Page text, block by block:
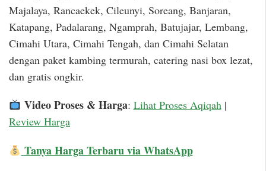
Majalaya, Rancaekek, Cileunyi, Soreang, Banjaran,
Katapang, Padalarang, Ngamprah, Batujajar, Lembang,
Cimahi Utara, Cimahi Tengah, dan Cimahi Selatan
dengan paket kambing termurah, catering nasi box lezat,
dan gratis ongkir.
Video Proses & Harga: Lihat Proses Aqiqah|
Review Harga
Tanya Harga Terbaru via WhatsApp